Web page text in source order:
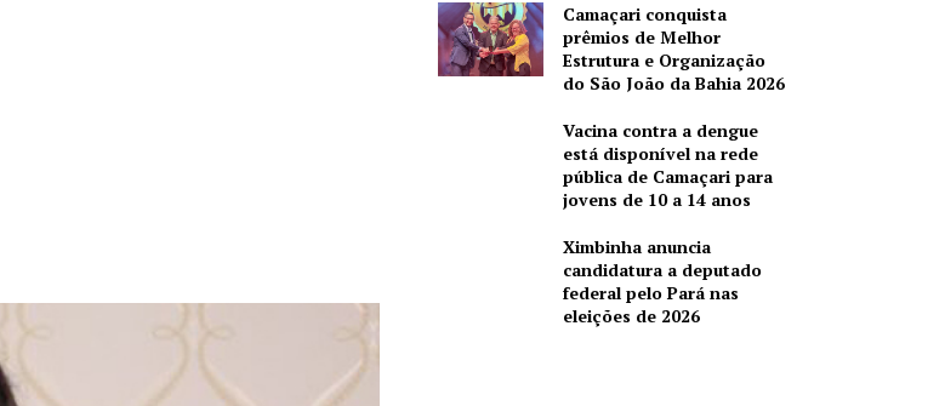
Camaçari conquista
prêmios de Melhor
Estrutura e Organização
do São João da Bahia 2026
Vacina contra a dengue
está disponível na rede
pública de Camaçari para
jovens de 10 a 14 anos
Ximbinha anuncia
candidatura a deputado
federal pelo Pará nas
eleições de 2026